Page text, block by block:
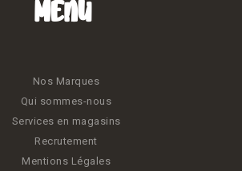
Menu
Nos Marques
Qui sommes-nous
Services en magasins
Recrutement
Mentions Légales